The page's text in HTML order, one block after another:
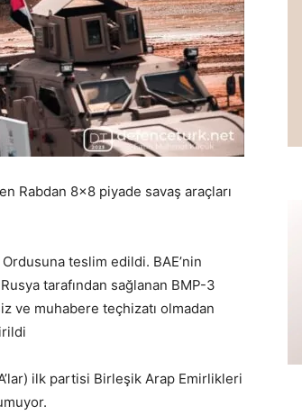
Rabdan 8×8 piyade savaş araçları
teslim edildi. BAE’nin
tarafından sağlanan BMP-3
ve muhabere teçhizatı olmadan
ilk partisi Birleşik Arap Emirlikleri